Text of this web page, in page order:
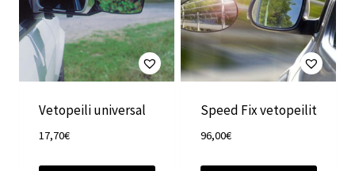
Vetopeili universal
17,70€
Speed Fix vetopeilit
96,00€